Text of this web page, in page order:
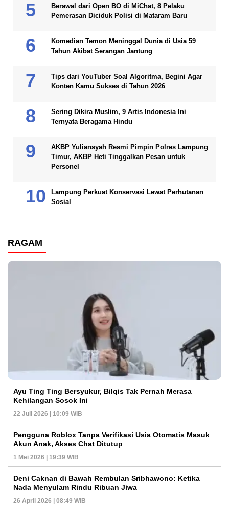
Berawal dari Open BO di MiChat, 8 Pelaku
Pemerasan Diciduk Polisi di Mataram Baru
Komedian Temon Meninggal Dunia di Usia 59
Tahun Akibat Serangan Jantung
Tips dari YouTuber Soal Algoritma, Begini Agar
Konten Kamu Sukses di Tahun 2026
Sering Dikira Muslim, 9 Artis Indonesia Ini
Ternyata Beragama Hindu
AKBP Yuliansyah Resmi Pimpin Polres Lampung
Timur, AKBP Heti Tinggalkan Pesan untuk
Personel
Lampung Perkuat Konservasi Lewat Perhutanan
Sosial
RAGAM
Ayu Ting Ting Bersyukur, Bilqis Tak Pernah Merasa
Kehilangan Sosok Ini
22 Juli 2026 | 10:09 WIB
Pengguna Roblox Tanpa Verifikasi Usia Otomatis Masuk
Akun Anak, Akses Chat Ditutup
1 Mei 2026 | 19:39 WIB
Deni Caknan di Bawah Rembulan Sribhawono: Ketika
Nada Menyulam Rindu Ribuan Jiwa
26 April 2026 | 08:49 WIB